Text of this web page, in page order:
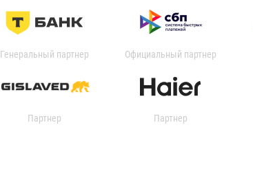
Генеральный партнер Официальный партнер
Партнер Партнер